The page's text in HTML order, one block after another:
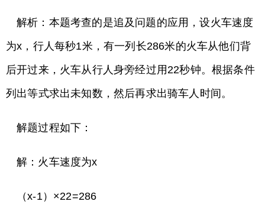
解析：本题考查的是追及问题的应用，设火车速度
为x，行人每秒1米，有一列长286米的火车从他们背
后开过来，火车从行人身旁经过用22秒钟。根据条件
列出等式求出未知数，然后再求出骑车人时间。
解题过程如下：
解：火车速度为x
（x-1）×22=286